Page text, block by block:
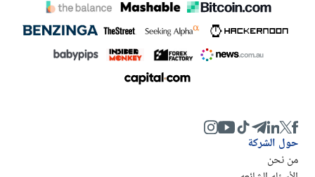
حول الشركة
من نحن